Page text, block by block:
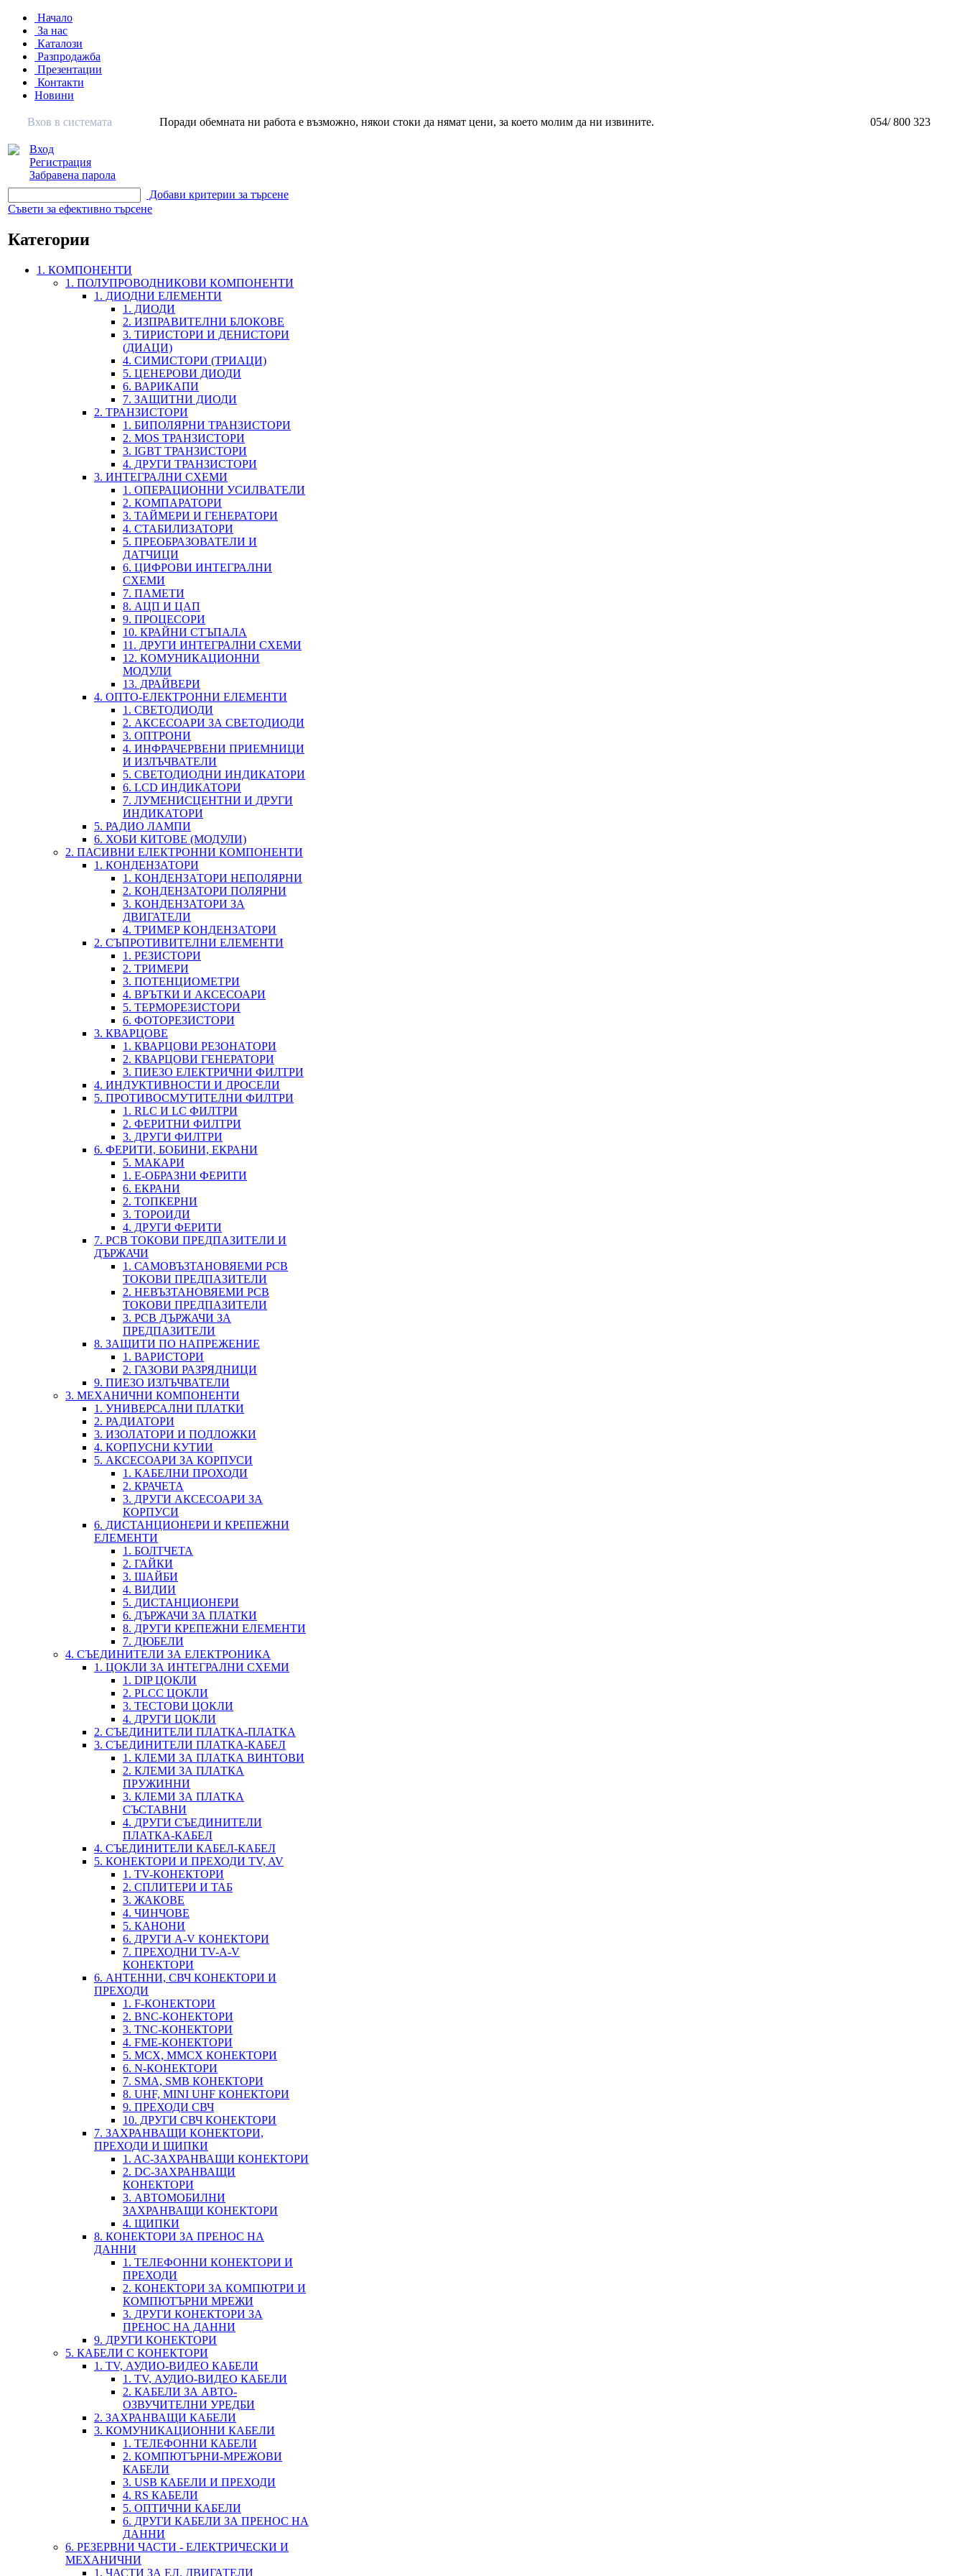
Начало
За нас
Каталози
Разпродажба
Презентации
Контакти
Новини
Вхов в системата
Вход
Регистрация
Забравена парола
Поради обемната ни работа е възможно, някои стоки да нямат цени, за което молим да ни извините. 054/ 800 323
Добави критерии за търсене
Съвети за ефективно търсене
Категории
1. КОМПОНЕНТИ
1. ПОЛУПРОВОДНИКОВИ КОМПОНЕНТИ
1. ДИОДНИ ЕЛЕМЕНТИ
1. ДИОДИ
2. ИЗПРАВИТЕЛНИ БЛОКОВЕ
3. ТИРИСТОРИ И ДЕНИСТОРИ
(ДИАЦИ)
4. СИМИСТОРИ (ТРИАЦИ)
5. ЦЕНЕРОВИ ДИОДИ
6. ВАРИКАПИ
7. ЗАЩИТНИ ДИОДИ
2. ТРАНЗИСТОРИ
1. БИПОЛЯРНИ ТРАНЗИСТОРИ
2. MOS ТРАНЗИСТОРИ
3. IGBT ТРАНЗИСТОРИ
4. ДРУГИ ТРАНЗИСТОРИ
3. ИНТЕГРАЛНИ СХЕМИ
1. ОПЕРАЦИОННИ УСИЛВАТЕЛИ
2. КОМПАРАТОРИ
3. ТАЙМЕРИ И ГЕНЕРАТОРИ
4. СТАБИЛИЗАТОРИ
5. ПРЕОБРАЗОВАТЕЛИ И
ДАТЧИЦИ
6. ЦИФРОВИ ИНТЕГРАЛНИ
СХЕМИ
7. ПАМЕТИ
8. АЦП И ЦАП
9. ПРОЦЕСОРИ
10. КРАЙНИ СТЪПАЛА
11. ДРУГИ ИНТЕГРАЛНИ СХЕМИ
12. КОМУНИКАЦИОННИ
МОДУЛИ
13. ДРАЙВЕРИ
4. ОПТО-ЕЛЕКТРОННИ ЕЛЕМЕНТИ
1. СВЕТОДИОДИ
2. АКСЕСОАРИ ЗА СВЕТОДИОДИ
3. ОПТРОНИ
4. ИНФРАЧЕРВЕНИ ПРИЕМНИЦИ
И ИЗЛЪЧВАТЕЛИ
5. СВЕТОДИОДНИ ИНДИКАТОРИ
6. LCD ИНДИКАТОРИ
7. ЛУМЕНИСЦЕНТНИ И ДРУГИ
ИНДИКАТОРИ
5. РАДИО ЛАМПИ
6. ХОБИ КИТОВЕ (МОДУЛИ)
2. ПАСИВНИ ЕЛЕКТРОННИ КОМПОНЕНТИ
1. КОНДЕНЗАТОРИ
1. КОНДЕНЗАТОРИ НЕПОЛЯРНИ
2. КОНДЕНЗАТОРИ ПОЛЯРНИ
3. КОНДЕНЗАТОРИ ЗА
ДВИГАТЕЛИ
4. ТРИМЕР КОНДЕНЗАТОРИ
2. СЪПРОТИВИТЕЛНИ ЕЛЕМЕНТИ
1. РЕЗИСТОРИ
2. ТРИМЕРИ
3. ПОТЕНЦИОМЕТРИ
4. ВРЪТКИ И АКСЕСОАРИ
5. ТЕРМОРЕЗИСТОРИ
6. ФОТОРЕЗИСТОРИ
3. КВАРЦОВЕ
1. КВАРЦОВИ РЕЗОНАТОРИ
2. КВАРЦОВИ ГЕНЕРАТОРИ
3. ПИЕЗО ЕЛЕКТРИЧНИ ФИЛТРИ
4. ИНДУКТИВНОСТИ И ДРОСЕЛИ
5. ПРОТИВОСМУТИТЕЛНИ ФИЛТРИ
1. RLC И LC ФИЛТРИ
2. ФЕРИТНИ ФИЛТРИ
3. ДРУГИ ФИЛТРИ
6. ФЕРИТИ, БОБИНИ, ЕКРАНИ
5. МАКАРИ
1. Е-ОБРАЗНИ ФЕРИТИ
6. ЕКРАНИ
2. ТОПКЕРНИ
3. ТОРОИДИ
4. ДРУГИ ФЕРИТИ
7. PCB ТОКОВИ ПРЕДПАЗИТЕЛИ И
ДЪРЖАЧИ
1. САМОВЪЗТАНОВЯЕМИ PCB
ТОКОВИ ПРЕДПАЗИТЕЛИ
2. НЕВЪЗТАНОВЯЕМИ PCB
ТОКОВИ ПРЕДПАЗИТЕЛИ
3. PCB ДЪРЖАЧИ ЗА
ПРЕДПАЗИТЕЛИ
8. ЗАЩИТИ ПО НАПРЕЖЕНИЕ
1. ВАРИСТОРИ
2. ГАЗОВИ РАЗРЯДНИЦИ
9. ПИЕЗО ИЗЛЪЧВАТЕЛИ
3. МЕХАНИЧНИ КОМПОНЕНТИ
1. УНИВЕРСАЛНИ ПЛАТКИ
2. РАДИАТОРИ
3. ИЗОЛАТОРИ И ПОДЛОЖКИ
4. КОРПУСНИ КУТИИ
5. АКСЕСОАРИ ЗА КОРПУСИ
1. КАБЕЛНИ ПРОХОДИ
2. КРАЧЕТА
3. ДРУГИ АКСЕСОАРИ ЗА
КОРПУСИ
6. ДИСТАНЦИОНЕРИ И КРЕПЕЖНИ
ЕЛЕМЕНТИ
1. БОЛТЧЕТА
2. ГАЙКИ
3. ШАЙБИ
4. ВИДИИ
5. ДИСТАНЦИОНЕРИ
6. ДЪРЖАЧИ ЗА ПЛАТКИ
8. ДРУГИ КРЕПЕЖНИ ЕЛЕМЕНТИ
7. ДЮБЕЛИ
4. СЪЕДИНИТЕЛИ ЗА ЕЛЕКТРОНИКА
1. ЦОКЛИ ЗА ИНТЕГРАЛНИ СХЕМИ
1. DIP ЦОКЛИ
2. PLCC ЦОКЛИ
3. ТЕСТОВИ ЦОКЛИ
4. ДРУГИ ЦОКЛИ
2. СЪЕДИНИТЕЛИ ПЛАТКА-ПЛАТКА
3. СЪЕДИНИТЕЛИ ПЛАТКА-КАБЕЛ
1. КЛЕМИ ЗА ПЛАТКА ВИНТОВИ
2. КЛЕМИ ЗА ПЛАТКА
ПРУЖИННИ
3. КЛЕМИ ЗА ПЛАТКА
СЪСТАВНИ
4. ДРУГИ СЪЕДИНИТЕЛИ
ПЛАТКА-КАБЕЛ
4. СЪЕДИНИТЕЛИ КАБЕЛ-КАБЕЛ
5. КОНЕКТОРИ И ПРЕХОДИ TV, AV
1. TV-КОНЕКТОРИ
2. СПЛИТЕРИ И ТАБ
3. ЖАКОВЕ
4. ЧИНЧОВЕ
5. КАНОНИ
6. ДРУГИ A-V КОНЕКТОРИ
7. ПРЕХОДНИ TV-A-V
КОНЕКТОРИ
6. АНТЕННИ, СВЧ КОНЕКТОРИ И
ПРЕХОДИ
1. F-КОНЕКТОРИ
2. BNC-КОНЕКТОРИ
3. TNC-КОНЕКТОРИ
4. FME-КОНЕКТОРИ
5. MCX, MMCX КОНЕКТОРИ
6. N-КОНЕКТОРИ
7. SMA, SMB КОНЕКТОРИ
8. UHF, MINI UHF КОНЕКТОРИ
9. ПРЕХОДИ СВЧ
10. ДРУГИ СВЧ КОНЕКТОРИ
7. ЗАХРАНВАЩИ КОНЕКТОРИ,
ПРЕХОДИ И ЩИПКИ
1. AC-ЗАХРАНВАЩИ КОНЕКТОРИ
2. DC-ЗАХРАНВАЩИ
КОНЕКТОРИ
3. АВТОМОБИЛНИ
ЗАХРАНВАЩИ КОНЕКТОРИ
4. ЩИПКИ
8. КОНЕКТОРИ ЗА ПРЕНОС НА
ДАННИ
1. ТЕЛЕФОННИ КОНЕКТОРИ И
ПРЕХОДИ
2. КОНЕКТОРИ ЗА КОМПЮТРИ И
КОМПЮТЪРНИ МРЕЖИ
3. ДРУГИ КОНЕКТОРИ ЗА
ПРЕНОС НА ДАННИ
9. ДРУГИ КОНЕКТОРИ
5. КАБЕЛИ С КОНЕКТОРИ
1. TV, АУДИО-ВИДЕО КАБЕЛИ
1. TV, АУДИО-ВИДЕО КАБЕЛИ
2. КАБЕЛИ ЗА АВТО-
ОЗВУЧИТЕЛНИ УРЕДБИ
2. ЗАХРАНВАЩИ КАБЕЛИ
3. КОМУНИКАЦИОННИ КАБЕЛИ
1. ТЕЛЕФОННИ КАБЕЛИ
2. КОМПЮТЪРНИ-МРЕЖОВИ
КАБЕЛИ
3. USB КАБЕЛИ И ПРЕХОДИ
4. RS КАБЕЛИ
5. ОПТИЧНИ КАБЕЛИ
6. ДРУГИ КАБЕЛИ ЗА ПРЕНОС НА
ДАННИ
6. РЕЗЕРВНИ ЧАСТИ - ЕЛЕКТРИЧЕСКИ И
МЕХАНИЧНИ
1. ЧАСТИ ЗА ЕЛ. ДВИГАТЕЛИ